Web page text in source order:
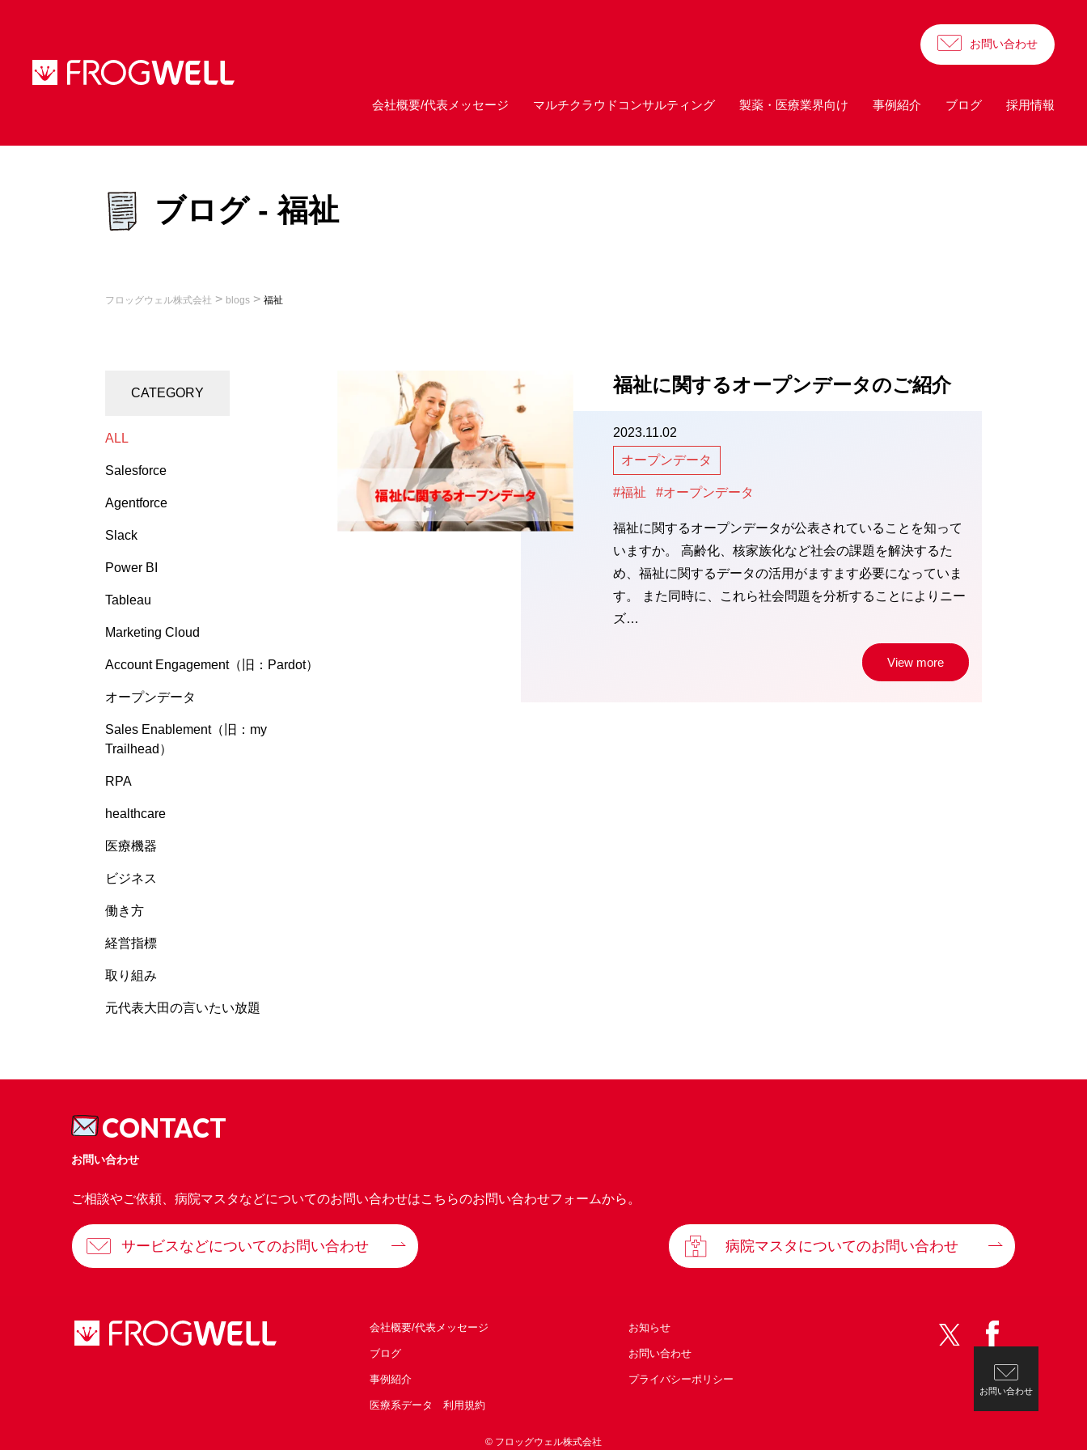
お問い合わせ
会社概要/代表メッセージ マルチクラウドコンサルティング 製薬・医療業界向け 事例紹介 ブログ 採用情報
ブログ - 福祉
フロッグウェル株式会社 > blogs > 福祉
CATEGORY
ALL
Salesforce
Agentforce
Slack
Power BI
Tableau
Marketing Cloud
Account Engagement（旧：Pardot）
オープンデータ
Sales Enablement（旧：my
Trailhead）
RPA
healthcare
医療機器
ビジネス
働き方
経営指標
取り組み
元代表大田の言いたい放題
福祉に関するオープンデータのご紹介
2023.11.02
オープンデータ
#福祉 #オープンデータ
福祉に関するオープンデータが公表されていることを知って
いますか。 高齢化、核家族化など社会の課題を解決するた
め、福祉に関するデータの活用がますます必要になっていま
す。 また同時に、これら社会問題を分析することによりニー
ズ…
View more
CONTACT
お問い合わせ
ご相談やご依頼、病院マスタなどについてのお問い合わせはこちらのお問い合わせフォームから。
サービスなどについてのお問い合わせ 病院マスタについてのお問い合わせ
会社概要/代表メッセージ お知らせ
ブログ お問い合わせ
事例紹介 プライバシーポリシー
医療系データ 利用規約
© フロッグウェル株式会社
お問い合わせ